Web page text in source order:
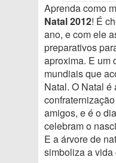
Aprenda como
Natal 2012! É
ano, e com ele
preparativos
aproxima. E um
mundiais que
Natal. O Natal é
amigos, e é o
celebram o
E a árvore de
simboliza a vida